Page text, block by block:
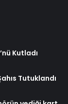
Kutladı
Tutuklandı